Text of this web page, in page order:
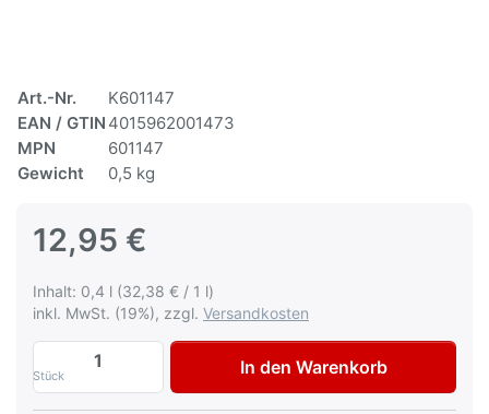
Art.-Nr.
K601147
EAN / GTIN 4015962001473
MPN
601147
Gewicht
0,5 kg
12,95 €
Inhalt: 0,4 l (32,38 € / 1 l)
inkl. MwSt. (19%), zzgl. Versandkosten
Stück
Multona Autolack für Honda B536P
In den Warenkorb